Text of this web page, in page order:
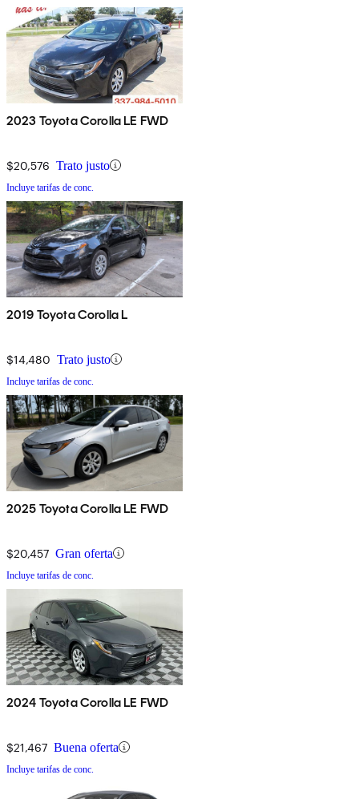
2023 Toyota Corolla LE FWD
$20,576 Trato justo
Incluye tarifas de conc.
2019 Toyota Corolla L
$14,480 Trato justo
Incluye tarifas de conc.
2025 Toyota Corolla LE FWD
$20,457 Gran oferta
Incluye tarifas de conc.
2024 Toyota Corolla LE FWD
$21,467 Buena oferta
Incluye tarifas de conc.